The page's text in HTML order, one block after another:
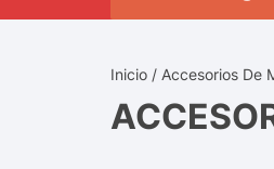
Inicio / Accesorios De